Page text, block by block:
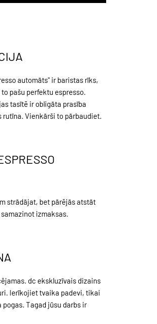
automāts" ir baristas rīks,
pašu perfektu espresso.
tasītē ir obligāta prasība
Vienkārši to pārbaudiet.
strādājat, bet pārējās atstāt
izmaksas.
dc ekskluzīvais dizains
Ierīkojiet tvaika padevi, tikai
Tagad jūsu darbs ir